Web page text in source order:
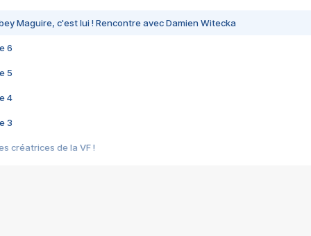
Maguire, c'est lui ! Rencontre avec Damien Witecka
6
5
4
3
créatrices de la VF !